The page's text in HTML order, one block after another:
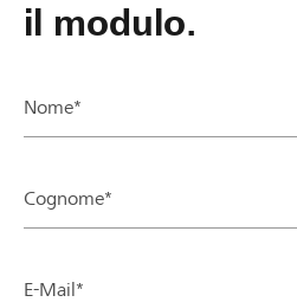
il modulo.
Nome*
Cognome*
E-Mail*